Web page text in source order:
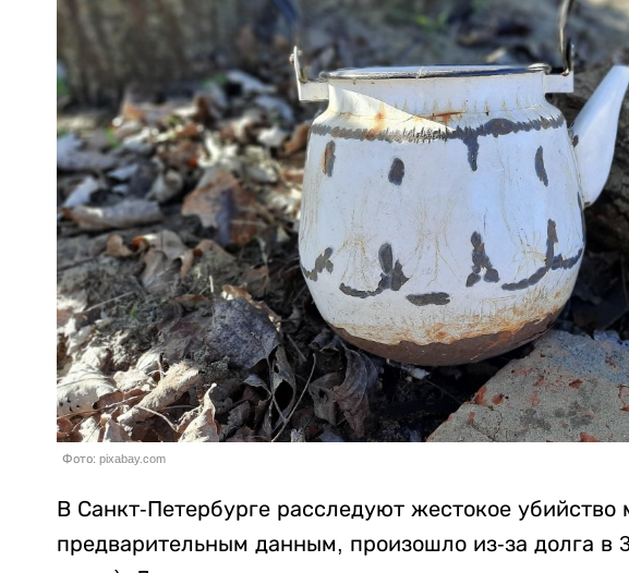
Фото: pixabay.com
В Санкт-Петербурге расследуют жестокое
предварительным данным, произошло из-за долга в